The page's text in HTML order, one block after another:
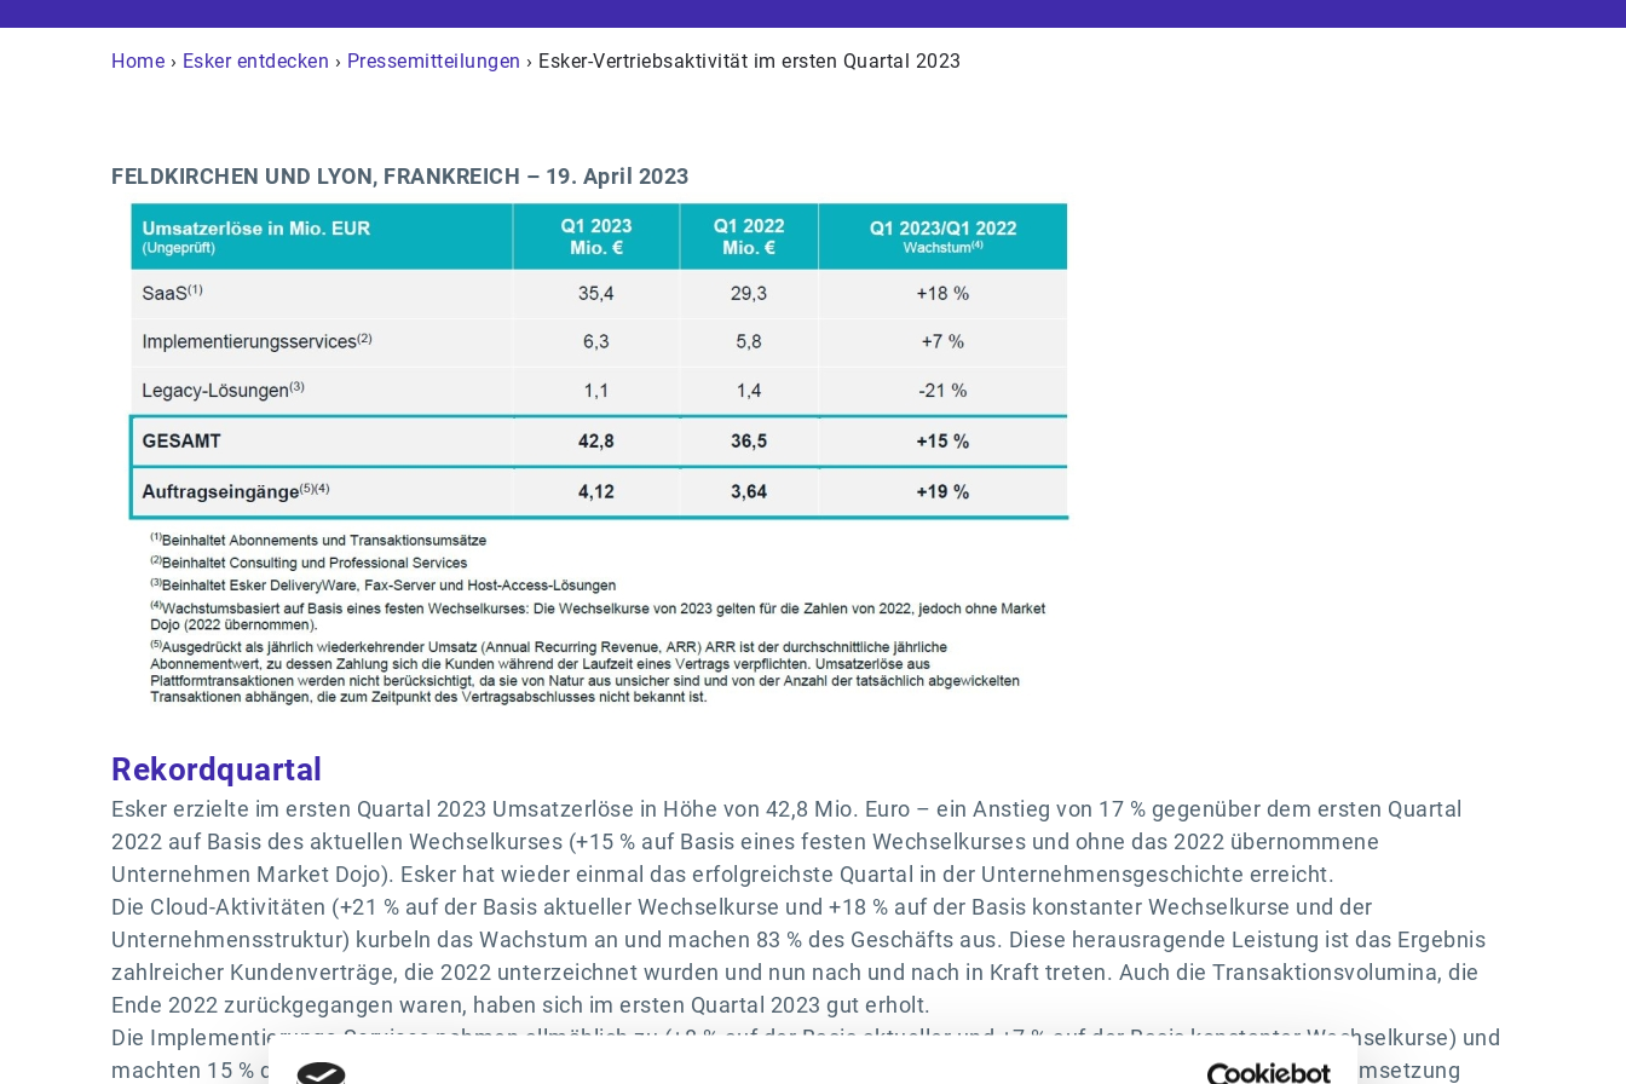
Home › Esker entdecken › Pressemitteilungen › Esker-Vertriebsaktivität im ersten Quartal 2023
FELDKIRCHEN UND LYON, FRANKREICH – 19. April 2023
Rekordquartal
Esker erzielte im ersten Quartal 2023 Umsatzerlöse in Höhe von 42,8 Mio. Euro – ein Anstieg von 17 % gegenüber dem ersten Quartal
2022 auf Basis des aktuellen Wechselkurses (+15 % auf Basis eines festen Wechselkurses und ohne das 2022 übernommene
Unternehmen Market Dojo). Esker hat wieder einmal das erfolgreichste Quartal in der Unternehmensgeschichte erreicht.
Die Cloud-Aktivitäten (+21 % auf der Basis aktueller Wechselkurse und +18 % auf der Basis konstanter Wechselkurse und der
Unternehmensstruktur) kurbeln das Wachstum an und machen 83 % des Geschäfts aus. Diese herausragende Leistung ist das Ergebnis
zahlreicher Kundenverträge, die 2022 unterzeichnet wurden und nun nach und nach in Kraft treten. Auch die Transaktionsvolumina, die
Ende 2022 zurückgegangen waren, haben sich im ersten Quartal 2023 gut erholt.
Die Implementierungs-Services nahmen allmählich zu (+8 % auf der Basis aktueller und +7 % auf der Basis konstanter Wechselkurse) und
machten 15 % des Geschäfts aus. Dieser Trend verdeutlicht die Bereitschaft von Esker, die Nutzung seiner Partner für die Umsetzung